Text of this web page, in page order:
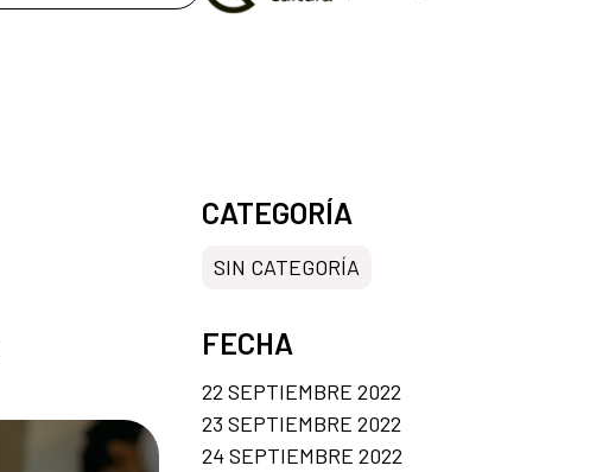
CATEGORÍA
SIN CATEGORÍA
FECHA
22 SEPTIEMBRE 2022
23 SEPTIEMBRE 2022
24 SEPTIEMBRE 2022